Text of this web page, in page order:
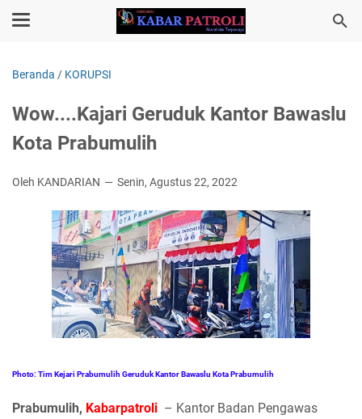
Beranda / KORUPSI
Wow....Kajari Geruduk Kantor Bawaslu
Kota Prabumulih
Oleh KANDARIAN Senin, Agustus 22, 2022
Photo: Tim Kejari Prabumulih Geruduk Kantor Bawaslu Kota Prabumulih
Prabumulih, Kabarpatroli – Kantor Badan Pengawas